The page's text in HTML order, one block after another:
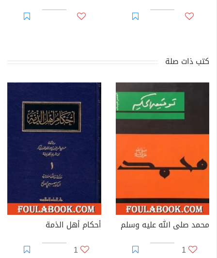
كتب ذات صلة
محمد صلى الله عليه وسلم
1
أحكام أهل الذمة
1